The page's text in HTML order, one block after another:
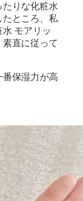
りな化粧水
ところ、私
モアリッ
直に従って
保湿力が高